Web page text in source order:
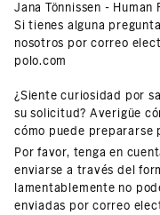
Jana Tönnissen - Human
Si tienes alguna
nosotros por correo
polo.com
¿Siente curiosidad por
su solicitud? Averigüe
cómo puede prepararse
Por favor, tenga en
enviarse a través del
lamentablemente no
enviadas por correo